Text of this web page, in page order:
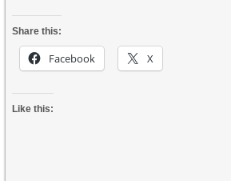
Share this:
Facebook X
Like this: